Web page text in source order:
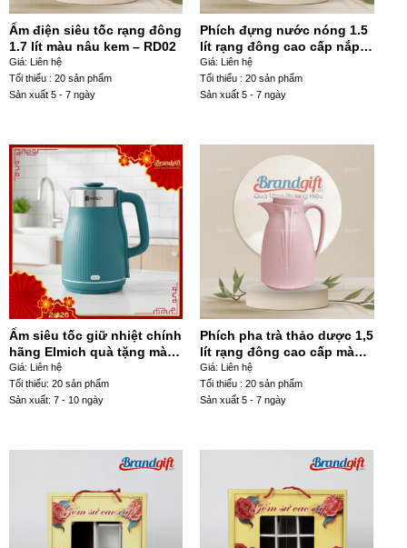
Ấm điện siêu tốc rạng đông
1.7 lít màu nâu kem – RD02
Giá: Liên hệ
Tối thiểu : 20 sản phẩm
Sản xuất 5 - 7 ngày
Phích đựng nước nóng 1.5
lít rạng đông cao cấp nắp
màu đỏ nắp hiển thị – RD05
Giá: Liên hệ
Tối thiểu : 20 sản phẩm
Sản xuất 5 - 7 ngày
Ấm siêu tốc giữ nhiệt chính
hãng Elmich quà tặng màu
xanh ngọc 1800ml AST-03
Giá: Liên hệ
Tối thiểu: 20 sản phẩm
Sản xuất: 7 - 10 ngày
Phích pha trà thảo dược 1,5
lít rạng đông cao cấp màu
hồng – RD19
Giá: Liên hệ
Tối thiểu : 20 sản phẩm
Sản xuất 5 - 7 ngày